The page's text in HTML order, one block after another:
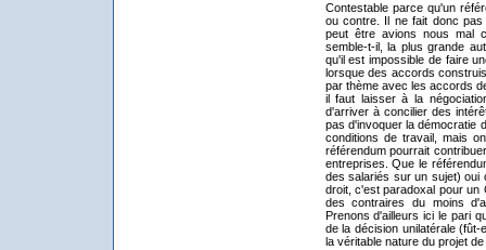
Contestable parce qu'un
ou contre. Il ne fait donc
peut être avions nous mal
semble-t-il, la plus grande
qu'il est impossible de faire
lorsque des accords
par thème avec les accords
il faut laisser à la
d'arriver à concilier des
pas d'invoquer la démocratie
conditions de travail, mais
référendum pourrait
entreprises. Que le
des salariés sur un sujet) oui
droit, c'est paradoxal pour un
des contraires du moins
Prenons d'ailleurs ici le pari
de la décision unilatérale
la véritable nature du projet